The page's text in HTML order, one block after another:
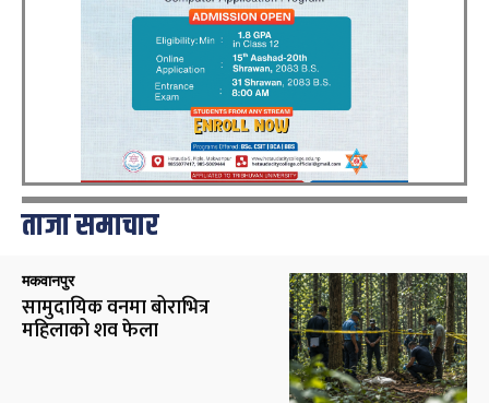
ताजा समाचार
मकवानपुर
सामुदायिक वनमा बोराभित्र
महिलाको शव फेला